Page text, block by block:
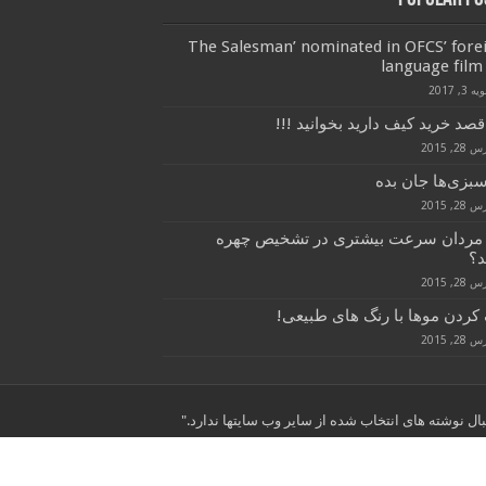
‘The Salesman’ nominated in OFCS’
language
3, 2017
قصد خرید کیف دارید بخوانید !!!
2015
سبزی‌ها جان بده
2015
مردان سرعت بیشتری در تشخیص چهره
2015
کردن موها با رنگ های طبیعی!
2015